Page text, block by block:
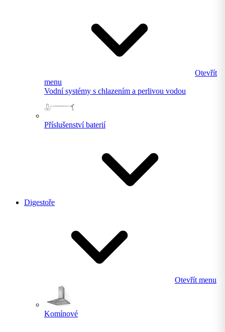
Otevřít
menu
Vodní systémy s chlazením a perlivou vodou
Příslušenství baterií
Digestoře
Otevřít menu
Komínové